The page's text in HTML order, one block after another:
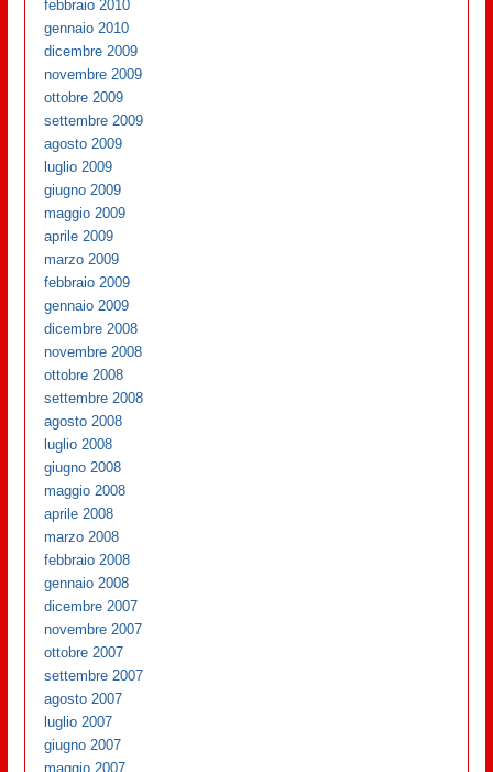
febbraio 2010
gennaio 2010
dicembre 2009
novembre 2009
ottobre 2009
settembre 2009
agosto 2009
luglio 2009
giugno 2009
maggio 2009
aprile 2009
marzo 2009
febbraio 2009
gennaio 2009
dicembre 2008
novembre 2008
ottobre 2008
settembre 2008
agosto 2008
luglio 2008
giugno 2008
maggio 2008
aprile 2008
marzo 2008
febbraio 2008
gennaio 2008
dicembre 2007
novembre 2007
ottobre 2007
settembre 2007
agosto 2007
luglio 2007
giugno 2007
maggio 2007